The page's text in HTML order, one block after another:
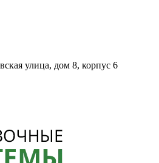
улица, дом 8, корпус 6